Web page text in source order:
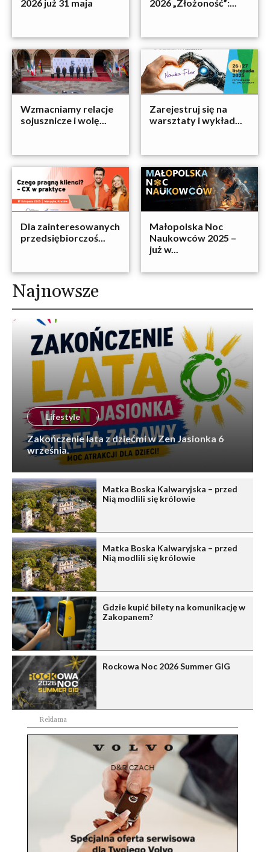
2026 już 31 maja 2026 „Złożoność”:...
Wzmacniamy relacje
sojusznicze i wolę...
Zarejestruj się na
warsztaty i wykład...
Dla zainteresowanych
przedsiębiorczoś...
Małopolska Noc
Naukowców 2025 –
już w...
Najnowsze
Lifestyle
Zakończenie lata z dziećmi w Zen Jasionka 6
września.
Matka Boska Kalwaryjska – przed
Nią modlili się królowie
Matka Boska Kalwaryjska – przed
Nią modlili się królowie
Gdzie kupić bilety na komunikację w
Zakopanem?
Rockowa Noc 2026 Summer GIG
Reklama